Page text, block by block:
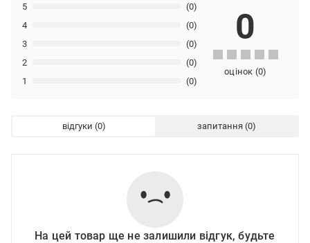
1 (0)
2 (0)
3 (0)
4 (0)
5 (0)
0
оцінок (0)
відгуки запитання
На цей товар ще не залишили відгук, будьте